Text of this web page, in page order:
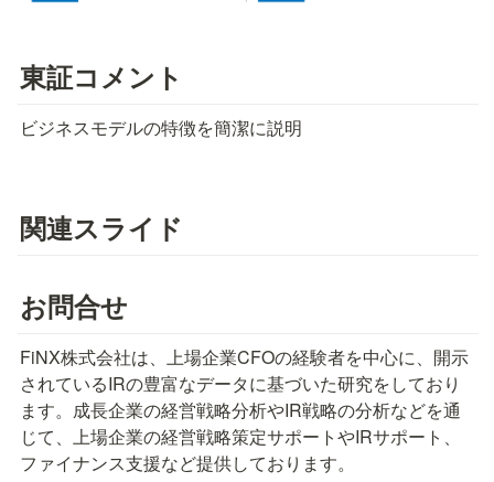
東証コメント
ビジネスモデルの特徴を簡潔に説明
関連スライド
お問合せ
FiNX株式会社は、上場企業CFOの経験者を中心に、開示
されているIRの豊富なデータに基づいた研究をしており
ます。成長企業の経営戦略分析やIR戦略の分析などを通
じて、上場企業の経営戦略策定サポートやIRサポート、
ファイナンス支援など提供しております。